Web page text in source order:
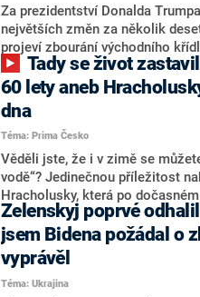
kterou před více než čtyřmi lety
Za prezidentství Donalda
největších změn za několik
projeví zbourání východního
hlavy státu, na jehož místě má
K velkým změnám však dochází
měl podle Trumpa sloužit jako
supermoderní bunkr, jehož
vybavená nemocnice. Detaily
Trumpových vyjádření vyplývá,
mnohem důležitější než taneční
60 lety aneb
dna
Téma: Prima Česko
Věděli jste, že i v zimě se
vodě“? Jedinečnou příležitost
Hracholusky, která po
odkrývá zatopená místa, jež
Mezi ty nejvyhledávanější patří
tedy stavby lehkého opevnění,
řeky Mže.
Zelenskyj poprvé
jsem Bidena požádal o
vyprávěl
Téma: Ukrajina